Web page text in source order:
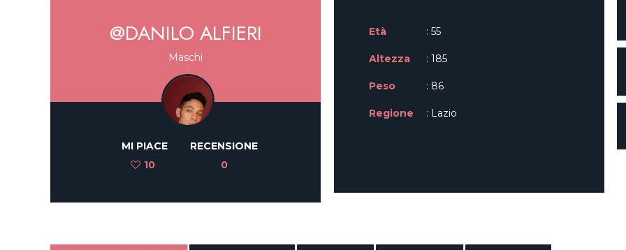
@DANILO ALFIERI
Maschi
MI PIACE
10
RECENSIONE
0
Età : 55
Altezza : 185
Peso : 86
Regione : Lazio